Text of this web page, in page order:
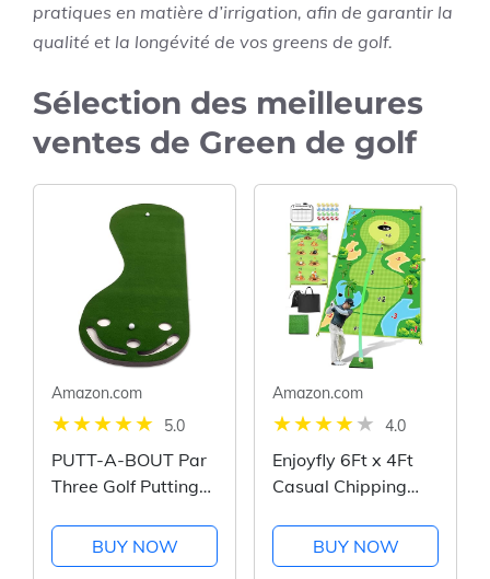
pratiques en matière d’irrigation, afin de garantir la
qualité et la longévité de vos greens de golf.
Sélection des meilleures
ventes de Green de golf
Amazon.com
5.0
PUTT-A-BOUT Par
Three Golf Putting
BUY NOW
Amazon.com
4.0
Enjoyfly 6Ft x 4Ft
Casual Chipping
Game Mat for
Adults Kids,Indoor
BUY NOW